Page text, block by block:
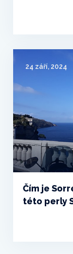
24 září, 2024
Čím je
této perly